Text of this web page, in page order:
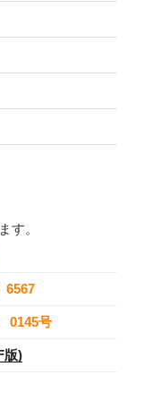
す。
6567
0145号
版)